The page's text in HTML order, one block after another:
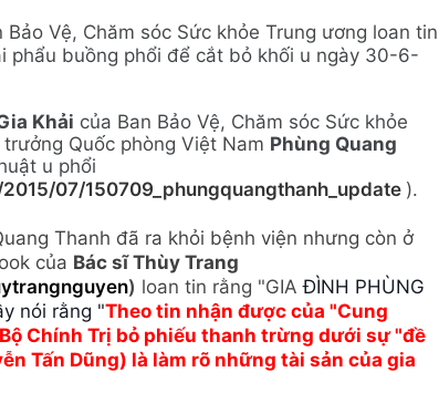
Bảo Vệ, Chăm sóc Sức khỏe Trung ương loan tin
phẩu buồng phổi để cắt bỏ khối u ngày 30-6-
Khải của Ban Bảo Vệ, Chăm sóc Sức khỏe
Quốc phòng Việt Nam Phùng Quang
u phổi
07/150709_phungquangthanh_update ).
Thanh đã ra khỏi bệnh viện nhưng còn ở
của Bác sĩ Thùy Trang
) loan tin rằng "GIAĐÌNH PHÙNG
nói rằng "Theo tin nhận được của "Cung
Chính Trị bỏ phiếu thanh trừng dưới sự "đề
Tấn Dũng) là làm rõ những tài sản của gia